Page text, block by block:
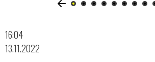
16:04
13.11.2022